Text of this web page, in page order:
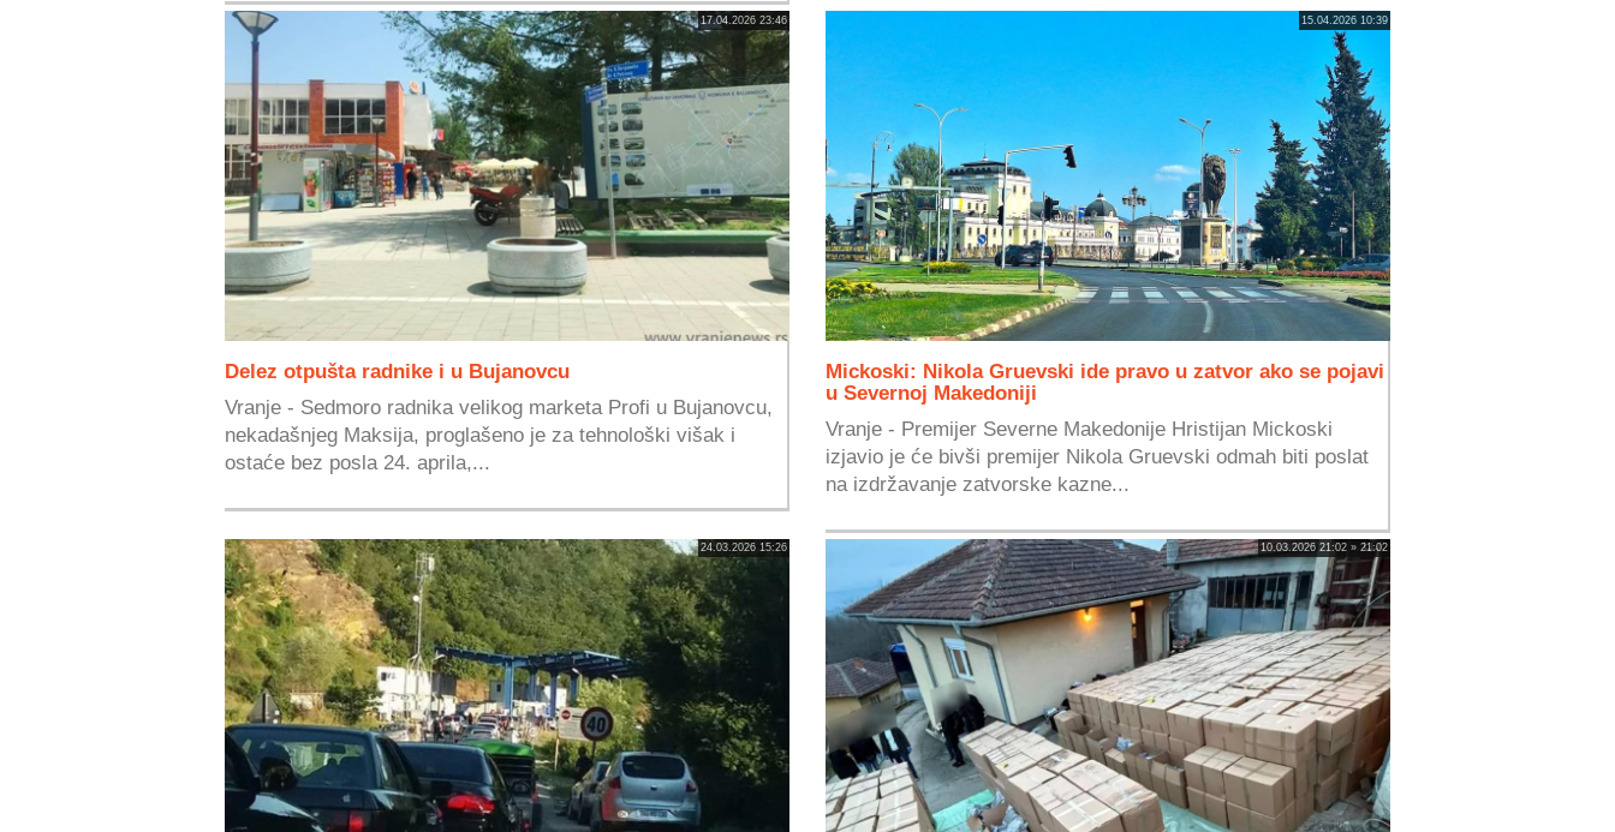
17.04.2026 23:46
Delez otpušta radnike i u Bujanovcu
Vranje - Sedmoro radnika velikog marketa Profi u Bujanovcu,
nekadašnjeg Maksija, proglašeno je za tehnološki višak i
ostaće bez posla 24. aprila,...
15.04.2026 10:39
Mickoski: Nikola Gruevski ide pravo u zatvor ako se pojavi
u Severnoj Makedoniji
Vranje - Premijer Severne Makedonije Hristijan Mickoski
izjavio je će bivši premijer Nikola Gruevski odmah biti poslat
na izdržavanje zatvorske kazne...
24.03.2026 15:26 10.03.2026 21:02 » 21:02